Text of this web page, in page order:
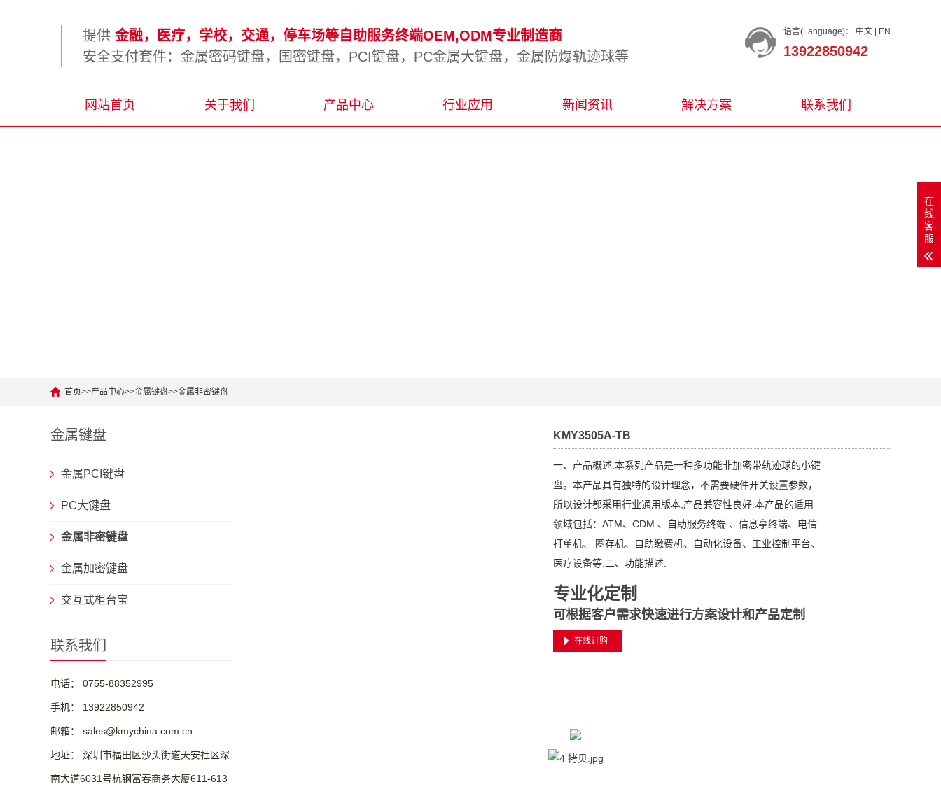
语言(Language)： 中文 EN
13922850942
提供 金融，医疗，学校，交通，停车场等自助服务终端OEM,ODM专业制造商
安全支付套件：金属密码键盘，国密键盘，PCI键盘，PC金属大键盘，金属防爆轨迹球等
网站首页 关于我们 产品中心 行业应用 新闻资讯 解决方案 联系我们
首页>>产品中心>>金属键盘>>金属非密键盘
金属键盘
金属PCI键盘
PC大键盘
金属非密键盘
金属加密键盘
交互式柜台宝
联系我们
电话： 0755-88352995
手机： 13922850942
邮箱： sales@kmychina.com.cn
地址： 深圳市福田区沙头街道天安社区深
南大道6031号杭钢富春商务大厦611-613
KMY3505A-TB
一、产品概述:本系列产品是一种多功能非加密带轨迹球的小键
盘。本产品具有独特的设计理念，不需要硬件开关设置参数，
所以设计都采用行业通用版本,产品兼容性良好.本产品的适用
领域包括：ATM、CDM 、自助服务终端 、信息亭终端、电信
打单机、 圈存机、自助缴费机、自动化设备、工业控制平台、
医疗设备等.二、功能描述:
专业化定制
可根据客户需求快速进行方案设计和产品定制
在线订购
在
线
客
服